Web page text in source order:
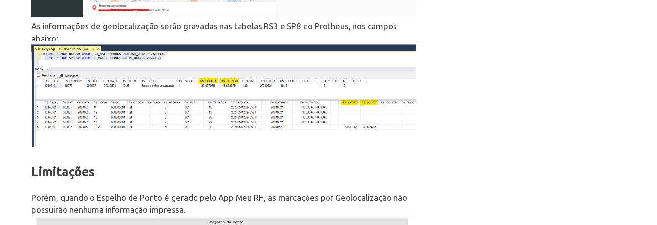
As informações de geolocalização serão gravadas nas tabelas RS3 e SP8 do Protheus, nos campos
abaixo:
Limitações
Porém, quando o Espelho de Ponto é gerado pelo App Meu RH, as marcações por Geolocalização não
possuirão nenhuma informação impressa.